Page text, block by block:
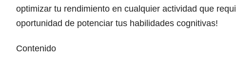
optimizar tu rendimiento en cualquier actividad que
oportunidad de potenciar tus habilidades cognitivas!
Contenido